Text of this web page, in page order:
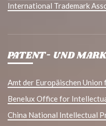
International Trademark
PATENT- UND
Amt der Europäischen
Benelux Office for
China National Intellectual